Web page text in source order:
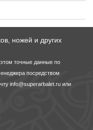
ножей и других
точные данные по
посредством
info@superarbalet.ru или